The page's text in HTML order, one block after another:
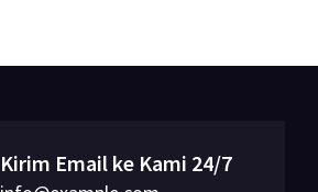
Kirim Email ke Kami 24/7